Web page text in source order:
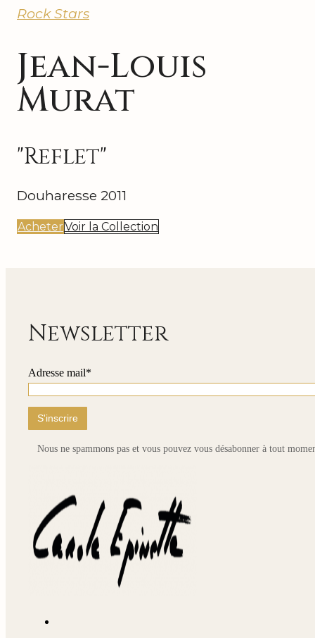
Rock Stars
Jean-Louis
Murat
"Reflet"
Douharesse 2011
AcheterVoir la Collection
Newsletter
Adresse mail*
Nous ne spammons pas et vous pouvez vous désabonner à tout